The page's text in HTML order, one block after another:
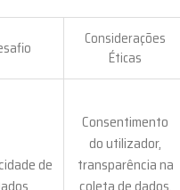
Considerações
Éticas
de
Consentimento
do utilizador,
transparência na